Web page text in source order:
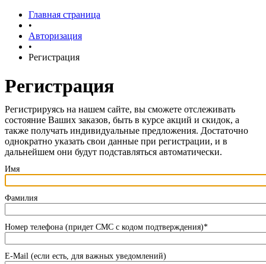
Главная страница
•
Авторизация
•
Регистрация
Регистрация
Регистрируясь на нашем сайте, вы сможете отслеживать
состояние Ваших заказов, быть в курсе акций и скидок, а
также получать индивидуальные предложения. Достаточно
однократно указать свои данные при регистрации, и в
дальнейшем они будут подставляться автоматически.
Имя
Фамилия
Номер телефона (придет СМС с кодом подтверждения)*
E-Mail (если есть, для важных уведомлений)